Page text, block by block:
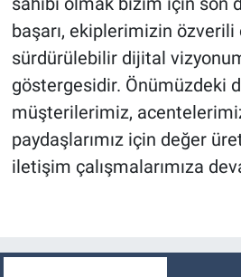
başarı, ekiplerimizin özverili
sürdürülebilir dijital
göstergesidir. Önümüzdeki
müşterilerimiz,
paydaşlarımız için değer
iletişim çalışmalarımıza